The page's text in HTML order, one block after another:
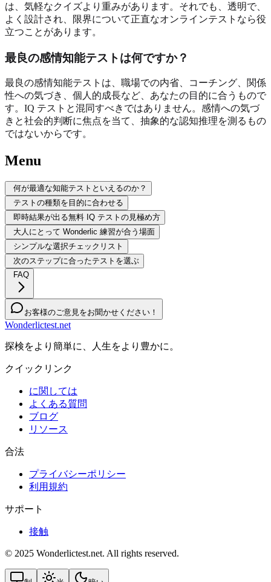
は、気軽なクイズより重みがあります。それでも、透明で、
よく設計され、限界について正直なオンラインテストなら役
立つことがあります。
最良の感情知能テストは何ですか？
最良の感情知能テストは、職場での内省、コーチング、関係
性への気づき、個人的成長など、あなたの目的に合うもので
す。IQ テストと混同すべきではありません。感情への気づ
きと社会的判断に焦点を当て、抽象的な認知推理を測るもの
ではないからです。
Menu
何が最適な知能テストといえるのか？
テストの種類を目的に合わせる
即時結果が出る無料 IQ テストの見極め方
大人にとって Wonderlic 練習が合う場面
シンプルな選択チェックリスト
次のステップに合ったテストを選ぶ
FAQ
お客様のご意見をお聞かせください！
Wonderlictest.net
探検をより簡単に、人生をより豊かに。
クイックリンク
に関しては
よくある質問
ブログ
リソース
合法
プライバシーポリシー
利用規約
サポート
接触
© 2025 Wonderlictest.net. All rights reserved.